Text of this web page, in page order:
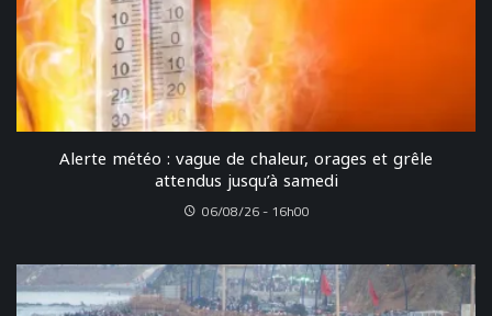
Alerte météo : vague de chaleur, orages et grêle
attendus jusqu’à samedi
06/08/26 - 16h00